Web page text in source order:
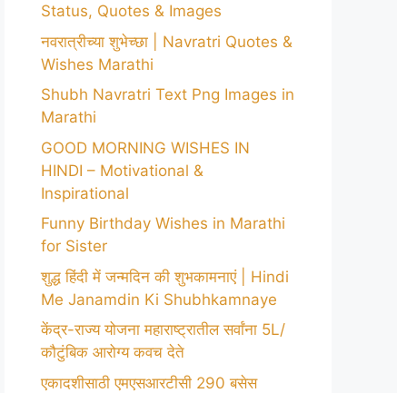
Status, Quotes & Images
नवरात्रीच्या शुभेच्छा | Navratri Quotes &
Wishes Marathi
Shubh Navratri Text Png Images in
Marathi
GOOD MORNING WISHES IN
HINDI – Motivational &
Inspirational
Funny Birthday Wishes in Marathi
for Sister
शुद्ध हिंदी में जन्मदिन की शुभकामनाएं | Hindi
Me Janamdin Ki Shubhkamnaye
केंद्र-राज्य योजना महाराष्ट्रातील सर्वांना 5L/
कौटुंबिक आरोग्य कवच देते
एकादशीसाठी एमएसआरटीसी 290 बसेस